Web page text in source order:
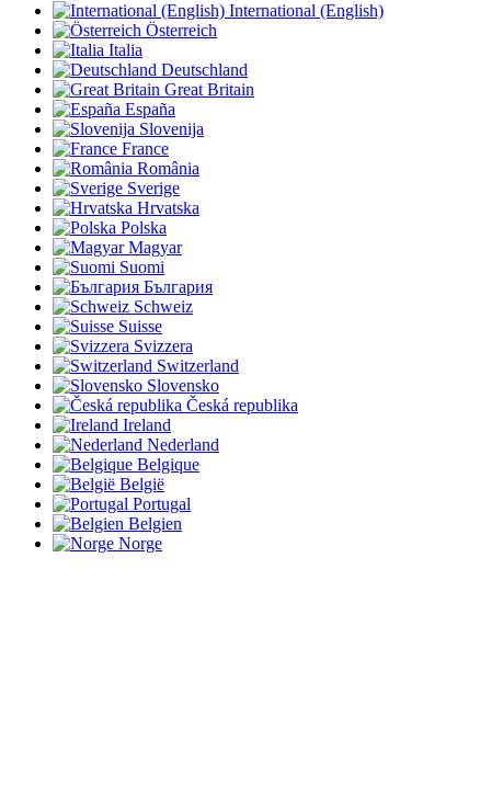
International (English)
Österreich
Italia
Deutschland
Great Britain
España
Slovenija
France
România
Sverige
Hrvatska
Polska
Magyar
Suomi
България
Schweiz
Suisse
Svizzera
Switzerland
Slovensko
Česká republika
Ireland
Nederland
Belgique
België
Portugal
Belgien
Norge